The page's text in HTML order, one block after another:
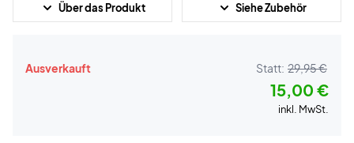
Über das Produkt Siehe Zubehör
Ausverkauft Statt: 29,95 €
15,00 €
inkl. MwSt.